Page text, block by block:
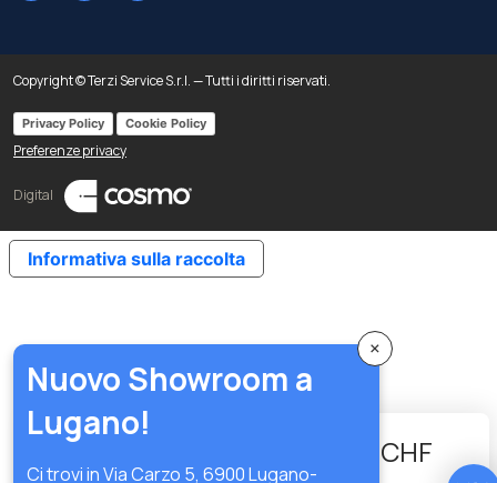
CHF
Copyright © Terzi Service S.r.l. — Tutti i diritti riservati.
Privacy Policy Cookie Policy
Preferenze privacy
Digital
×
Nuovo Showroom a
Lugano!
Ci trovi in Via Carzo 5, 6900 Lugano-
Informativa sulla raccolta